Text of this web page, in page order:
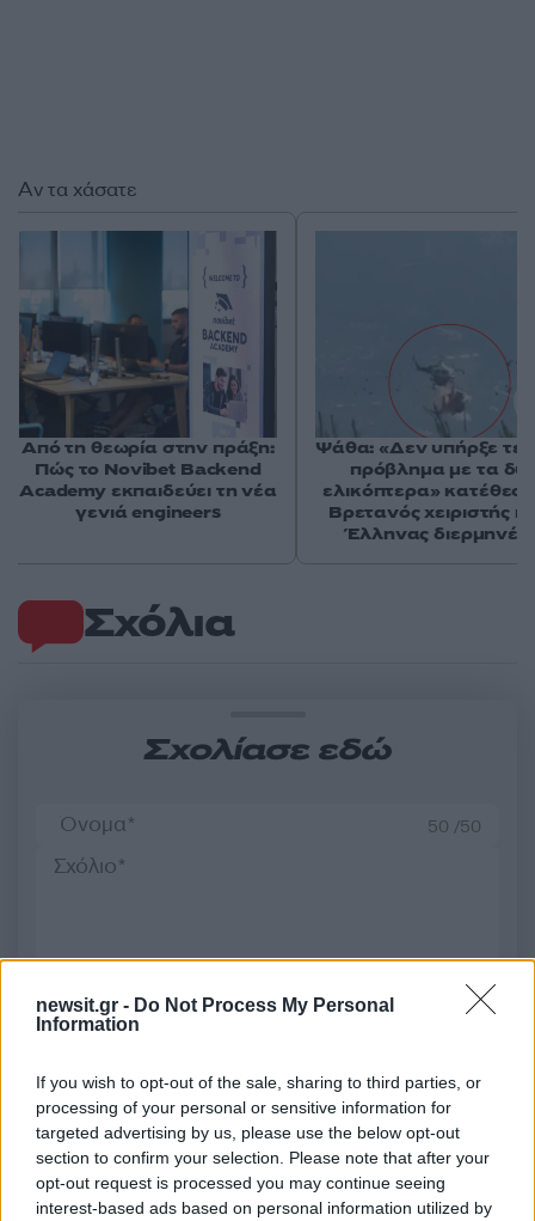
newsit.gr - Do Not Process My Personal
Information
If you wish to opt-out of the sale, sharing to third parties, or
processing of your personal or sensitive information for
targeted advertising by us, please use the below opt-out
section to confirm your selection. Please note that after your
opt-out request is processed you may continue seeing
interest-based ads based on personal information utilized by
Σχόλια
Σχολίασε εδώ
50 /50
2000 /2000
Υποβολή σχολίου
Πολιτική Απορρήτου& Όροι Χρήσης της Google.
Media
MEGA
THE CHASE
ΜΑΡΙΑ ΜΠΕΚΑΤΩΡΟΥ
Αν τα χάσατε
Από τη θεωρία στην πράξη:
Πώς το Novibet Backend
Academy εκπαιδεύει τη νέα
γενιά engineers
Ψάθα: «Δεν υπήρξε
πρόβλημα με τα
ελικόπτερα»
Βρετανός χειριστής
Έλληνας